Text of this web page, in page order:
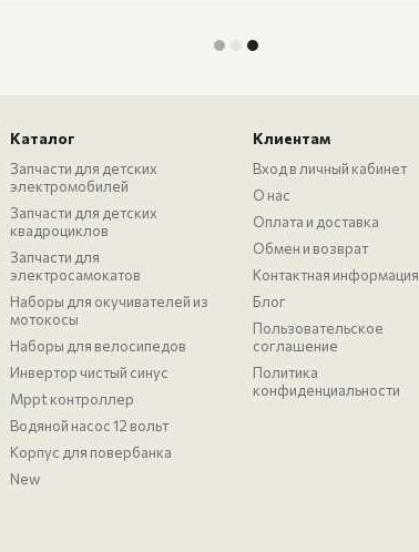
Каталог
Запчасти для детских
электромобилей
Запчасти для детских
квадроциклов
Запчасти для
электросамокатов
Наборы для окучивателей из
мотокосы
Наборы для велосипедов
Инвертор чистый синус
Mppt контроллер
Водяной насос 12 вольт
Корпус для повербанка
New
Клиентам
Вход в личный кабинет
О нас
Оплата и доставка
Обмен и возврат
Контактная информация
Блог
Пользовательское
соглашение
Политика
конфиденциальности